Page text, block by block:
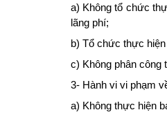
a) Không tổ chức
lãng phí;
b) Tổ chức thực
c) Không phân công
3- Hành vi vi phạm
a) Không thực hiện